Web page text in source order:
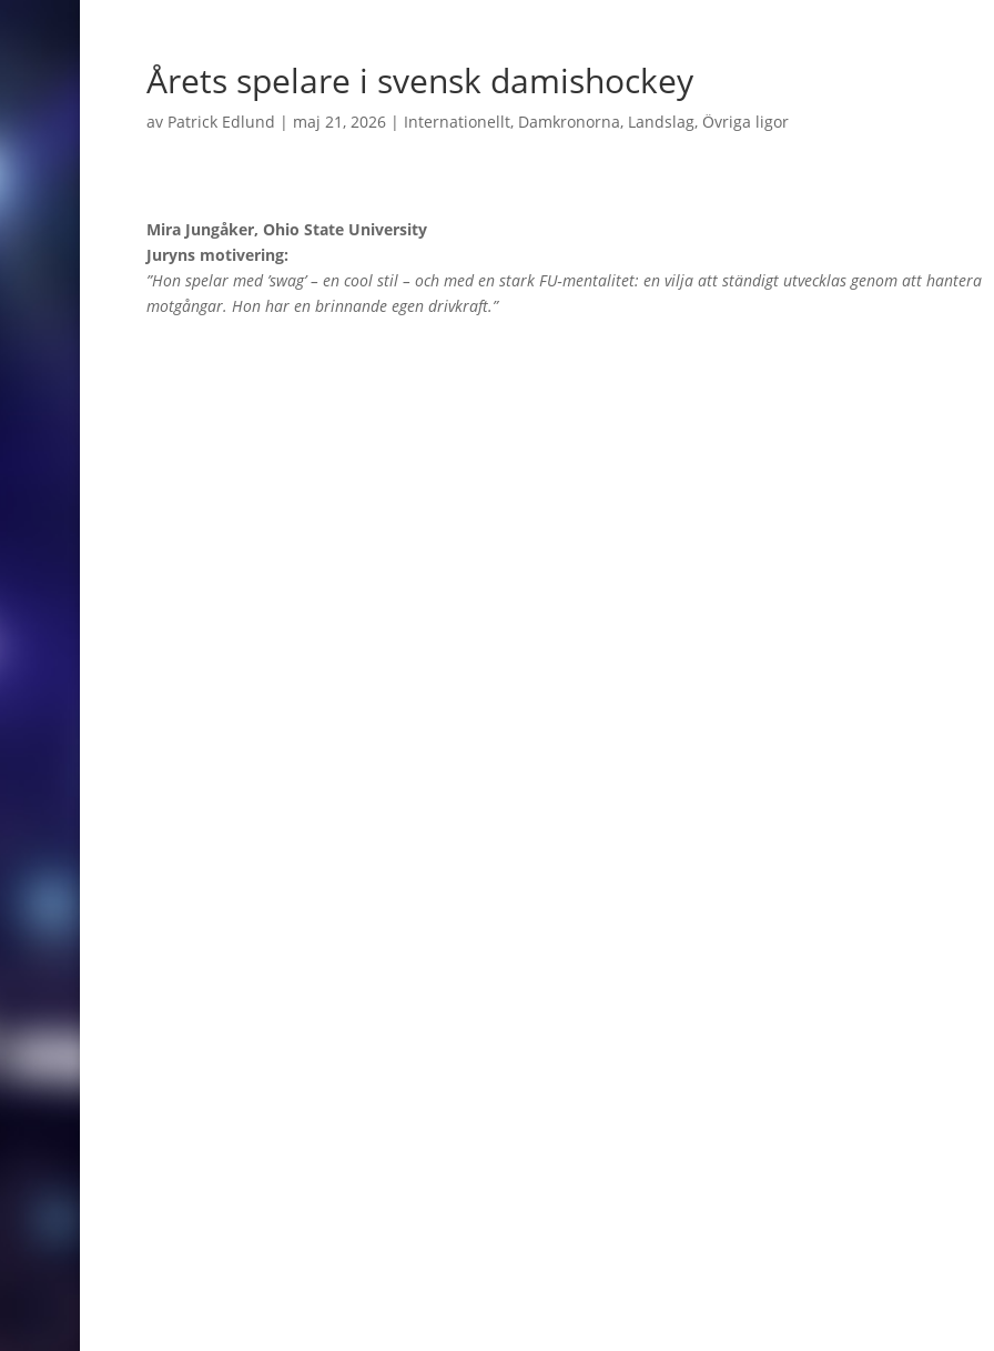
Årets spelare i svensk damishockey
av Patrick Edlund | maj 21, 2026 | Internationellt, Damkronorna, Landslag, Övriga ligor
Mira Jungåker, Ohio State University
Juryns motivering:
”Hon spelar med ’swag’ – en cool stil – och med en stark FU‑mentalitet: en vilja att ständigt utvecklas genom att hantera
motgångar. Hon har en brinnande egen drivkraft.”